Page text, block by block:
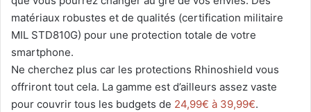
matériaux robustes et de qualités (certification militaire
MIL STD810G) pour une protection totale de votre
smartphone.
Ne cherchez plus car les protections Rhinoshield vous
offriront tout cela. La gamme est d’ailleurs assez vaste
pour couvrir tous les budgets de 24,99€ à 39,99€.